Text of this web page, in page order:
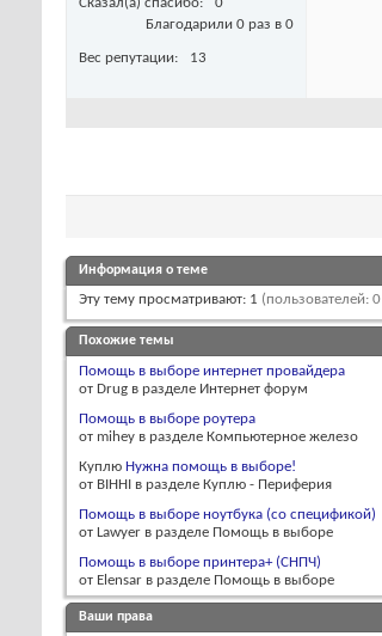
Сказал(а) спасибо
0
Благодарили 0 раз в 0
Вес репутации 13
Информация о теме
Эту тему просматривают: 1 (пользователей:
Похожие темы
Помощь в выборе интернет провайдера
от Drug в разделе Интернет форум
Помощь в выборе роутера
от mihey в разделе Компьютерное железо
Куплю Нужна помощь в выборе!
от BIHHI в разделе Куплю - Периферия
Помощь в выборе ноутбука (со спецификой)
от Lawyer в разделе Помощь в выборе
Помощь в выборе принтера+ (СНПЧ)
от Elensar в разделе Помощь в выборе
Ваши права